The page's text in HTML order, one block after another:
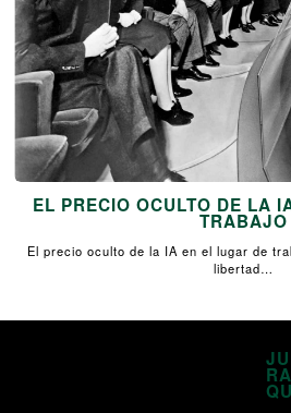
EL PRECIO OCULTO DE LA
TRABAJO
El precio oculto de la IA en el lugar de
libertad…